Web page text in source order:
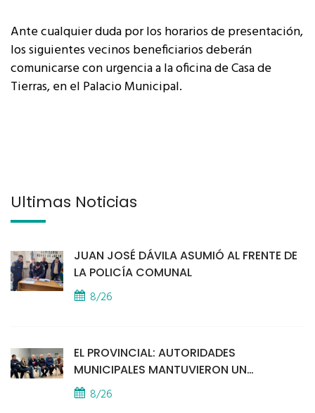
Ante cualquier duda por los horarios de presentación,
los siguientes vecinos beneficiarios deberán
comunicarse con urgencia a la oficina de Casa de
Tierras, en el Palacio Municipal.
Últimas Noticias
JUAN JOSÉ DÁVILA ASUMIÓ AL FRENTE DE
LA POLICÍA COMUNAL
8/26
EL PROVINCIAL: AUTORIDADES
MUNICIPALES MANTUVIERON UN
ENCUENTRO CON VECINOS POR LA
SEGURIDAD
8/26